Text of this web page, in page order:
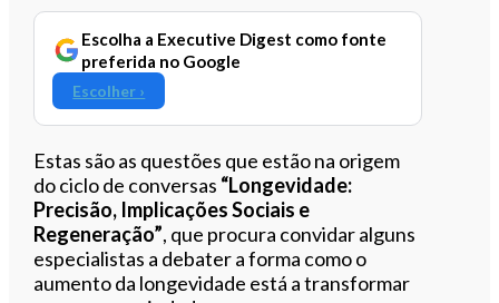
Escolha a Executive Digest como fonte
preferida no Google
Escolher ›
Estas são as questões que estão na origem
do ciclo de conversas “Longevidade:
Precisão, Implicações Sociais e
Regeneração”, que procura convidar alguns
especialistas a debater a forma como o
aumento da longevidade está a transformar